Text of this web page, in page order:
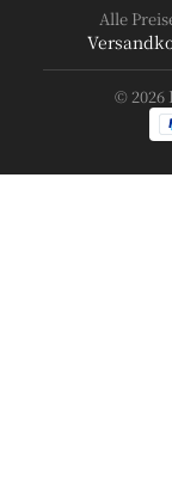
Alle
© 2026